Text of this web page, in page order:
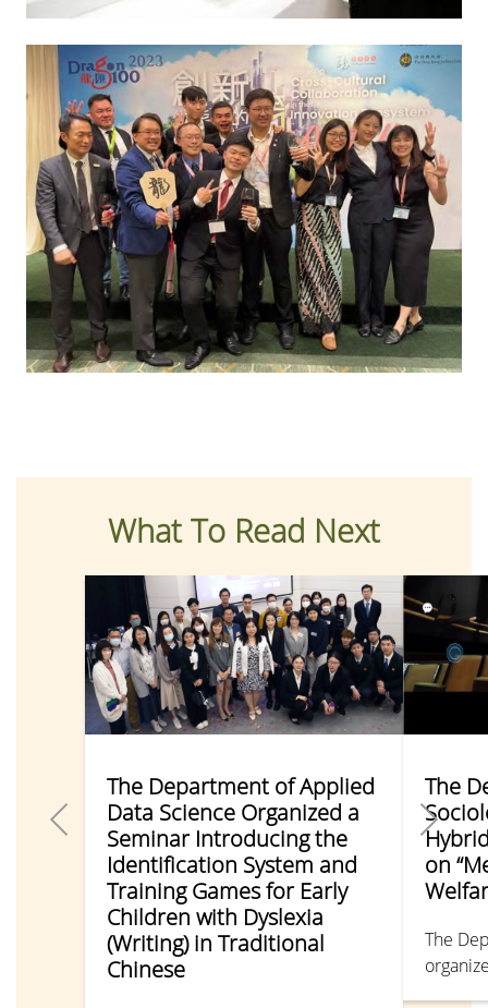
What To Read Next
The Department of Applied
Data Science Organized a
Seminar Introducing the
Identification System and
Training Games for Early
Children with Dyslexia
(Writing) in Traditional
Chinese
The
on
The